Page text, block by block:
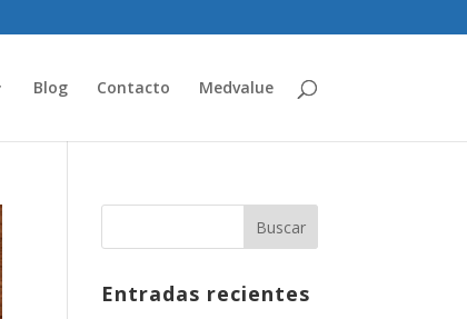
Blog Contacto Medvalue
Entradas recientes